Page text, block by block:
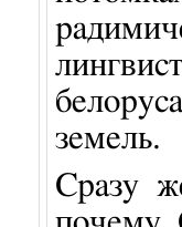
земель.
Сразу